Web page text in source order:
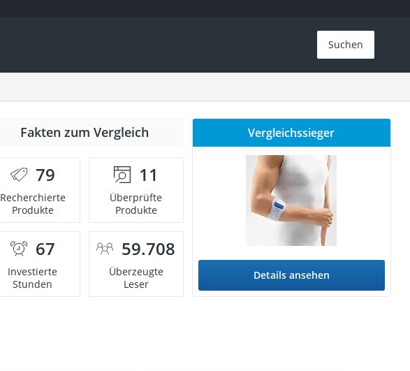
Suchen
Fakten zum Vergleich
79
Recherchierte
Produkte
11
Überprüfte
Produkte
67
Investierte
Stunden
59.708
Überzeugte
Leser
Vergleichssieger
Details ansehen